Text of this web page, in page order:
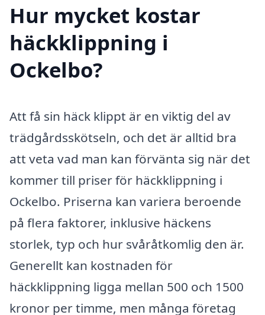
Hur mycket kostar
häckklippning i
Ockelbo?
Att få sin häck klippt är en viktig del av
trädgårdsskötseln, och det är alltid bra
att veta vad man kan förvänta sig när det
kommer till priser för häckklippning i
Ockelbo. Priserna kan variera beroende
på flera faktorer, inklusive häckens
storlek, typ och hur svåråtkomlig den är.
Generellt kan kostnaden för
häckklippning ligga mellan 500 och 1500
kronor per timme, men många företag